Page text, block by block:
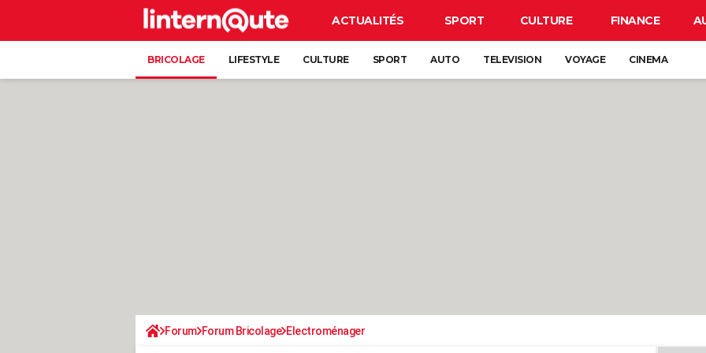
ACTUALITÉS SPORT CULTURE FINANCE
BRICOLAGE LIFESTYLE CULTURE SPORT AUTO TELEVISION VOYAGE CINEMA
Forum Forum Bricolage Electroménager